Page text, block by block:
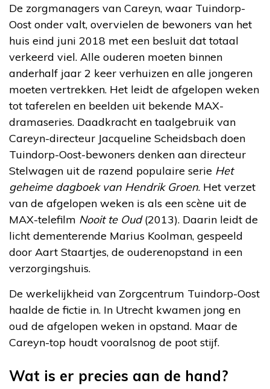
De zorgmanagers van Careyn, waar Tuindorp-
Oost onder valt, overvielen de bewoners van het
huis eind juni 2018 met een besluit dat totaal
verkeerd viel. Alle ouderen moeten binnen
anderhalf jaar 2 keer verhuizen en alle jongeren
moeten vertrekken. Het leidt de afgelopen weken
tot taferelen en beelden uit bekende MAX-
dramaseries. Daadkracht en taalgebruik van
Careyn-directeur Jacqueline Scheidsbach doen
Tuindorp-Oost-bewoners denken aan directeur
Stelwagen uit de razend populaire serie Het
geheime dagboek van Hendrik Groen. Het verzet
van de afgelopen weken is als een scène uit de
MAX-telefilm Nooit te Oud(2013). Daarin leidt de
licht dementerende Marius Koolman, gespeeld
door Aart Staartjes, de ouderenopstand in een
verzorgingshuis.
De werkelijkheid van Zorgcentrum Tuindorp-Oost
haalde de fictie in. In Utrecht kwamen jong en
oud de afgelopen weken in opstand. Maar de
Careyn-top houdt vooralsnog de poot stijf.
Wat is er precies aan de hand?